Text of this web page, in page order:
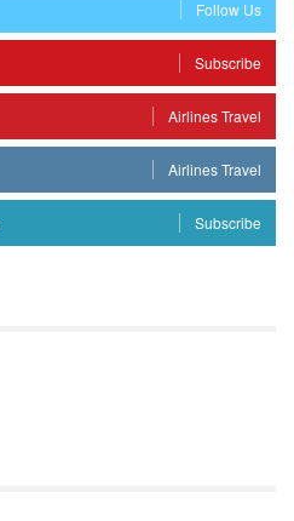
Follow Us
Subscribe
Airlines Travel
Airlines Travel
Subscribe